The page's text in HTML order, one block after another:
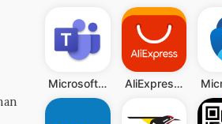
Microsoft Teams AliExpress - Shopping App